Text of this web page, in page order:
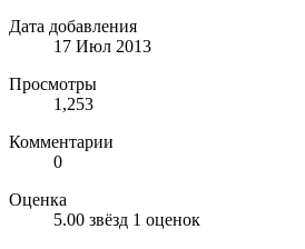
Дата добавления
17 Июл 2013
Просмотры
1,253
Комментарии
0
Оценка
5.00 звёзд 1 оценок